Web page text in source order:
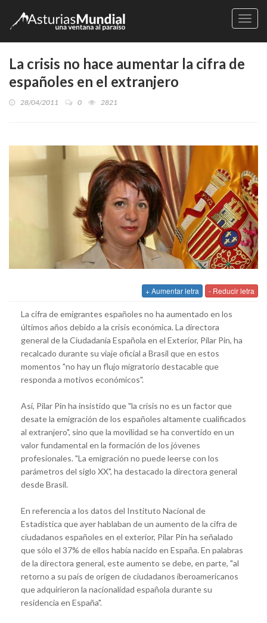
La crisis no hace aumentar la cifra de
españoles en el extranjero
28/04/2011 0 2821
+ Aumentar letra - Reducir letra
La cifra de emigrantes españoles no ha aumentado en los
últimos años debido a la crisis económica. La directora
general de la Ciudadanía Española en el Exterior, Pilar Pin, ha
recalcado durante su viaje oficial a Brasil que en estos
momentos "no hay un flujo migratorio destacable que
responda a motivos económicos".
Así, Pilar Pin ha insistido que "la crisis no es un factor que
desate la emigración de los españoles altamente cualificados
al extranjero", sino que la movilidad se ha convertido en un
valor fundamental en la formación de los jóvenes
profesionales. "La emigración no puede leerse con los
parámetros del siglo XX", ha destacado la directora general
desde Brasil.
En referencia a los datos del Instituto Nacional de
Estadística que ayer hablaban de un aumento de la cifra de
ciudadanos españoles en el exterior, Pilar Pin ha señalado
que sólo el 37% de ellos había nacido en España. En palabras
de la directora general, este aumento se debe, en parte, "al
retorno a su país de origen de ciudadanos iberoamericanos
que adquirieron la nacionalidad española durante su
residencia en España".